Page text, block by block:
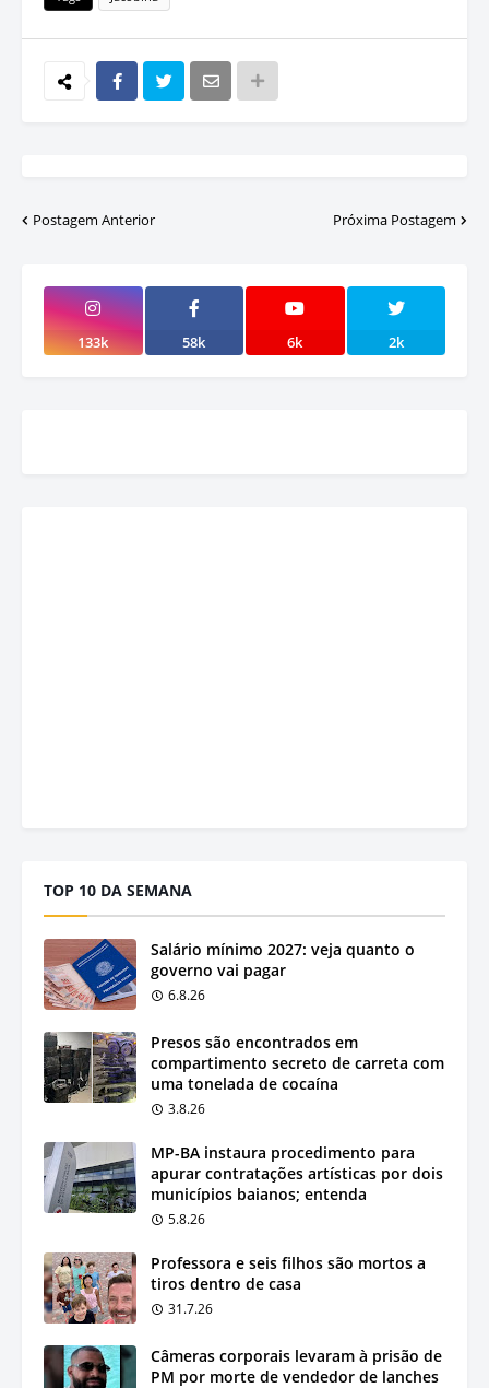
Postagem Anterior Próxima Postagem
133k 58k 6k 2k
TOP 10 DA SEMANA
Salário mínimo 2027: veja quanto o
governo vai pagar
6.8.26
Presos são encontrados em
compartimento secreto de carreta com
uma tonelada de cocaína
3.8.26
MP-BA instaura procedimento para
apurar contratações artísticas por dois
municípios baianos; entenda
5.8.26
Professora e seis filhos são mortos a
tiros dentro de casa
31.7.26
Câmeras corporais levaram à prisão de
PM por morte de vendedor de lanches